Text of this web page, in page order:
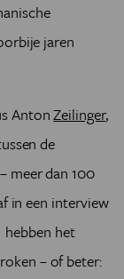
jaren
AntonZeilinger,
de
meer dan 100
in een interview
hebben het
– of beter: